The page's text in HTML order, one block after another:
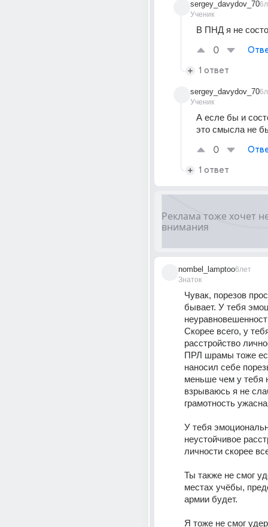
sergey_davydov_70
Ученик
В ПНД я не
0
1 ответ
sergey_davydov_70
Ученик
А есле бы и
это смысла не
0
1 ответ
nombel_lamptoo
Знаток
6лет
Чувак, порезов
бывает. У тебя
Скорее всего, у
расстройство
ПРЛ шрамы тоже
наносил себе
меньше чем у тебя
взрываюсь я не
грамотность
У тебя
неустойчивое
личности скорее
Ты также не смог
местах учёбы,
армии будет.
Я тоже не смог